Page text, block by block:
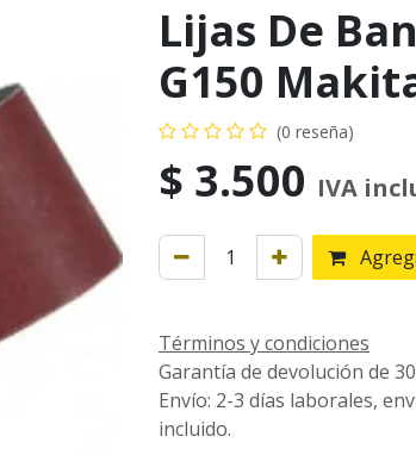
Lijas De
G150
(0 reseña)
$ 3.500 IVA
Términos y condiciones
Garantía de devolución de
Envío: 2-3 días laborales,
incluido.